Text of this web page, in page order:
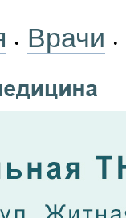
• Врачи •